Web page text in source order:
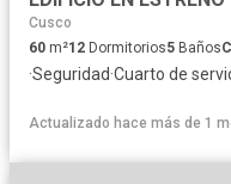
Cusco
60 m²12 Dormitorios5 Baños
·Seguridad·Cuarto de
Actualizado hace más de 1